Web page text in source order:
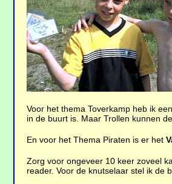
Voor het thema Toverkamp heb ik
in de buurt is. Maar Trollen kunnen
En voor het Thema Piraten is er het
Zorg voor ongeveer 10 keer zoveel
reader. Voor de knutselaar stel ik de